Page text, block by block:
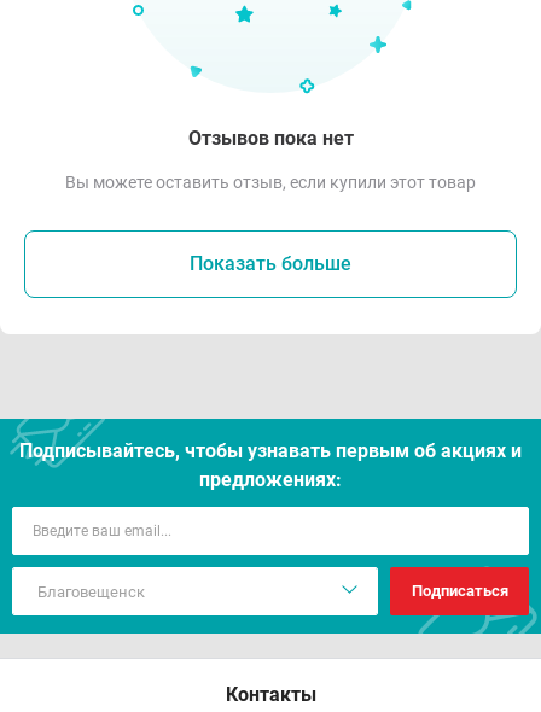
Отзывов пока нет
Вы можете оставить отзыв, если купили этот товар
Показать больше
Подписывайтесь, чтобы узнавать первым об акцияx и
предложениях:
Подписаться
Контакты